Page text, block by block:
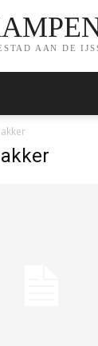
AAN DE